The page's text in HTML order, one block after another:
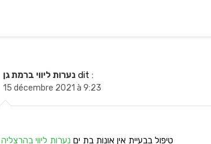
נערות ליווי ברמת גן dit :
15 décembre 2021 à 9:23
טיפול בבעיית אין אונות בת יםנערות ליווי בהרצליה